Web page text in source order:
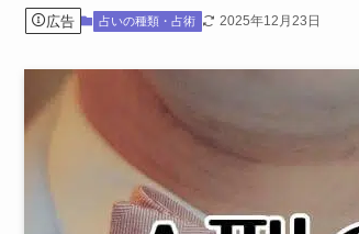
広告 占いの種類・占術 2025年12月23日